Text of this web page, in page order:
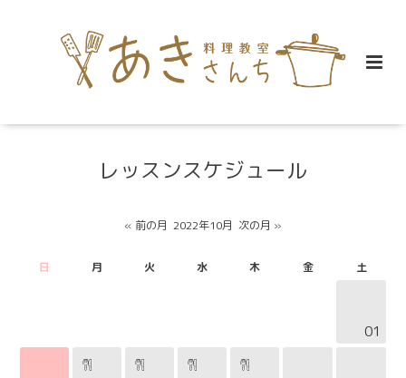
レッスンスケジュール
« 前の月 2022年10月 次の月 »
日 月 火 水 木 金 土
01